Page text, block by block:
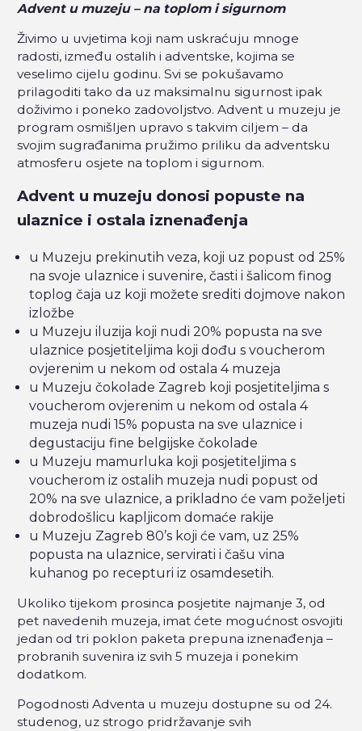
Advent u muzeju – na toplom i sigurnom
Živimo u uvjetima koji nam uskraćuju mnoge
radosti, između ostalih i adventske, kojima se
veselimo cijelu godinu. Svi se pokušavamo
prilagoditi tako da uz maksimalnu sigurnost ipak
doživimo i poneko zadovoljstvo. Advent u muzeju je
program osmišljen upravo s takvim ciljem – da
svojim sugrađanima pružimo priliku da adventsku
atmosferu osjete na toplom i sigurnom.
Advent u muzeju donosi popuste na
ulaznice i ostala iznenađenja
u Muzeju prekinutih veza, koji uz popust od 25%
na svoje ulaznice i suvenire, časti i šalicom finog
toplog čaja uz koji možete srediti dojmove nakon
izložbe
u Muzeju iluzija koji nudi 20% popusta na sve
ulaznice posjetiteljima koji dođu s voucherom
ovjerenim u nekom od ostala 4 muzeja
u Muzeju čokolade Zagreb koji posjetiteljima s
voucherom ovjerenim u nekom od ostala 4
muzeja nudi 15% popusta na sve ulaznice i
degustaciju fine belgijske čokolade
u Muzeju mamurluka koji posjetiteljima s
voucherom iz ostalih muzeja nudi popust od
20% na sve ulaznice, a prikladno će vam poželjeti
dobrodošlicu kapljicom domaće rakije
u Muzeju Zagreb 80’s koji će vam, uz 25%
popusta na ulaznice, servirati i čašu vina
kuhanog po recepturi iz osamdesetih.
Ukoliko tijekom prosinca posjetite najmanje 3, od
pet navedenih muzeja, imat ćete mogućnost osvojiti
jedan od tri poklon paketa prepuna iznenađenja –
probranih suvenira iz svih 5 muzeja i ponekim
dodatkom.
Pogodnosti Adventa u muzeju dostupne su od 24.
studenog, uz strogo pridržavanje svih